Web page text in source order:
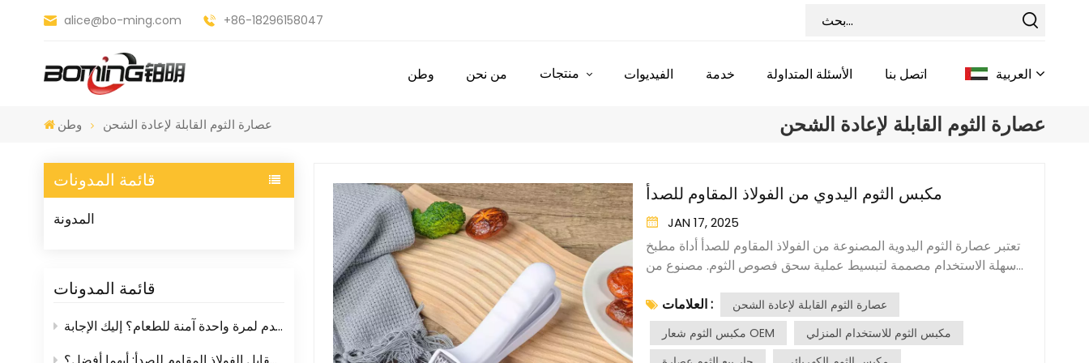
alice@bo-ming.com +86-18296158047
وطن من نحن الفيديوات خدمة الأسئلة المتداولة اتصل بنا العربية
Italiano
وطن عصارة الثوم القابلة لإعادة الشحن عصارة الثوم القابلة لإعادة الشحن
قائمة المدونات
المدونة
قائمة المدونات
هل أدوات المائدة البلاستيكية التي تُستخدم لمرة واحدة آمنة للطعام؟ إليك الإجابة
مكبس الثوم اليدوي من الفولاذ المقاوم للصدأ
JAN 17, 2025
تعتبر عصارة الثوم اليدوية المصنوعة من الفولاذ المقاوم للصدأ أداة مطبخ
سهلة الاستخدام مصممة لتبسيط عملية سحق فصوص الثوم. مصنوع من
استخدام عصارة الثوم بسيط وفعال. أولاً، قشر فصوص الثوم ثم ضع فصًا
واحدًا أو أكثر في حجرة الضغط. ثم اضغط بقوة على مقابض المكبس معًا.
أثناء الضغط، يتم دفع الفصوص من خلال فتحات صغيرة في الحجرة، مما
العلامات :
عصارة الثوم القابلة لإعادة الشحن
مكبس الثوم شعار OEM
مكبس الثوم للاستخدام المنزلي